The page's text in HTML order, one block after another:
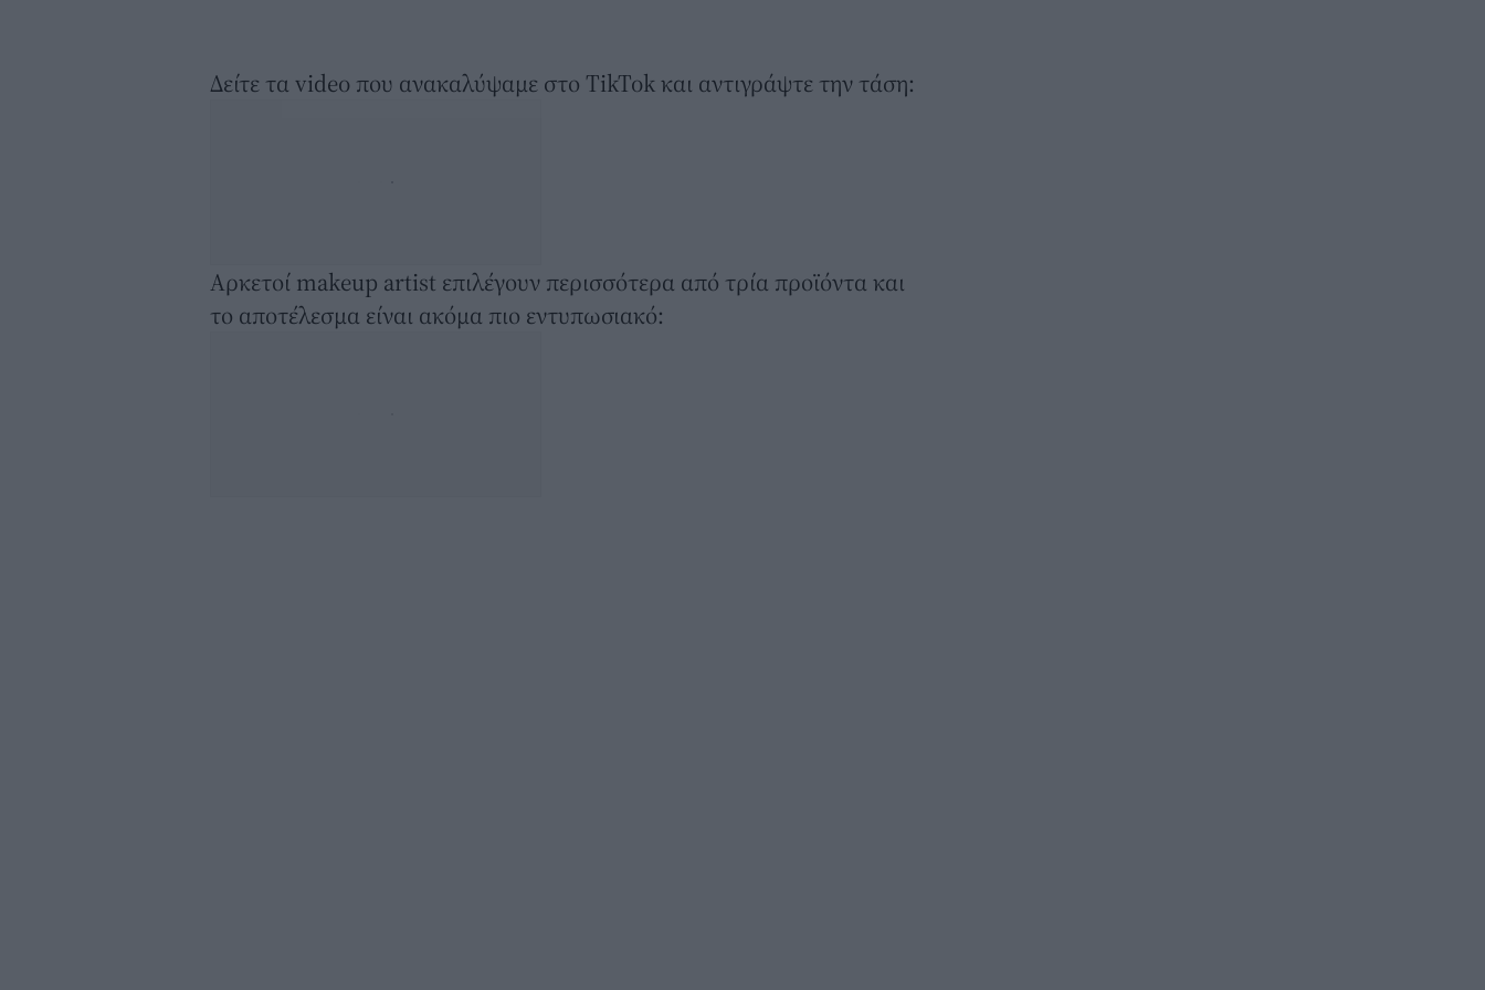
Δείτε τα video που ανακαλύψαμε στο TikTok και αντιγράψτε την τάση:
Αρκετοί makeup artist επιλέγουν περισσότερα από τρία προϊόντα και
το αποτέλεσμα είναι ακόμα πιο εντυπωσιακό: